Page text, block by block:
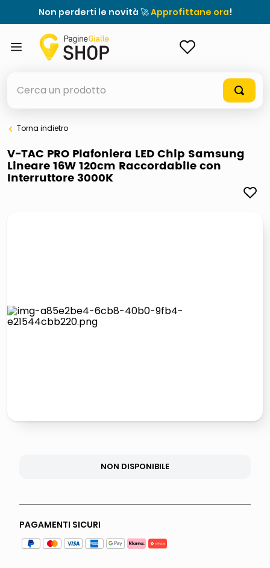
Non perderti le novità 🚀Approfittane ora!
elenchi telefonici
meme
pattumiera raccolta differenziata
Torna indietro
V-TAC PRO Plafoniera LED Chip Samsung
Lineare 16W 120cm Raccordabile con
Interruttore 3000K
NON DISPONIBILE
PAGAMENTI SICURI